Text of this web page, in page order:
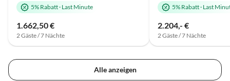
5% Rabatt· Last Minute
1.662,50 €
2 Gäste / 7 Nächte
5% Rabatt· Last
2.204,- €
2 Gäste / 7 Nächte
Alle anzeigen